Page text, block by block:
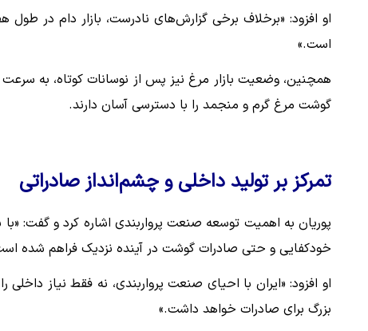
او افزود: «برخلاف برخی گزارش‌های نادرست، بازار دام در طول
است.»
همچنین، وضعیت بازار مرغ نیز پس از نوسانات کوتاه، به
گوشت مرغ گرم و منجمد را با دسترسی آسان دارند.
تمرکز بر تولید داخلی و چشم‌انداز صادراتی
پوریان به اهمیت توسعه صنعت پرواربندی اشاره کرد و گفت:
خودکفایی و حتی صادرات گوشت در آینده نزدیک فراهم شده
او افزود: «ایران با احیای صنعت پرواربندی، نه فقط نیاز
بزرگ برای صادرات خواهد داشت.»